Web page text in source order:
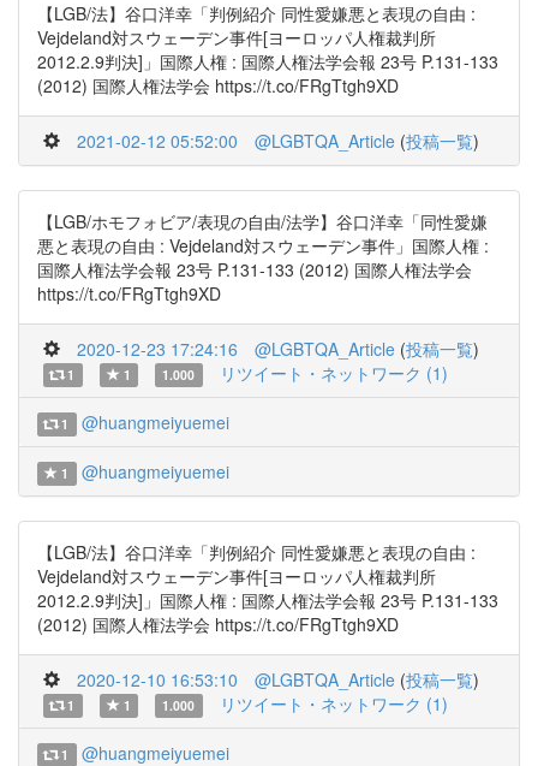
【LGB/法】谷口洋幸「判例紹介 同性愛嫌悪と表現の自由 :
Vejdeland対スウェーデン事件[ヨーロッパ人権裁判所
2012.2.9判決]」国際人権 : 国際人権法学会報 23号 P.131-133
(2012) 国際人権法学会 https://t.co/FRgTtgh9XD
2021-02-12 05:52:00 @LGBTQA_Article (投稿一覧)
【LGB/ホモフォビア/表現の自由/法学】谷口洋幸「同性愛嫌
悪と表現の自由 : Vejdeland対スウェーデン事件」国際人権 :
国際人権法学会報 23号 P.131-133 (2012) 国際人権法学会
https://t.co/FRgTtgh9XD
2020-12-23 17:24:16 @LGBTQA_Article (投稿一覧)
1 1 1.000 リツイート・ネットワーク (1)
1 @huangmeiyuemei
1 @huangmeiyuemei
【LGB/法】谷口洋幸「判例紹介 同性愛嫌悪と表現の自由 :
Vejdeland対スウェーデン事件[ヨーロッパ人権裁判所
2012.2.9判決]」国際人権 : 国際人権法学会報 23号 P.131-133
(2012) 国際人権法学会 https://t.co/FRgTtgh9XD
2020-12-10 16:53:10 @LGBTQA_Article (投稿一覧)
1 1 1.000 リツイート・ネットワーク (1)
1 @huangmeiyuemei